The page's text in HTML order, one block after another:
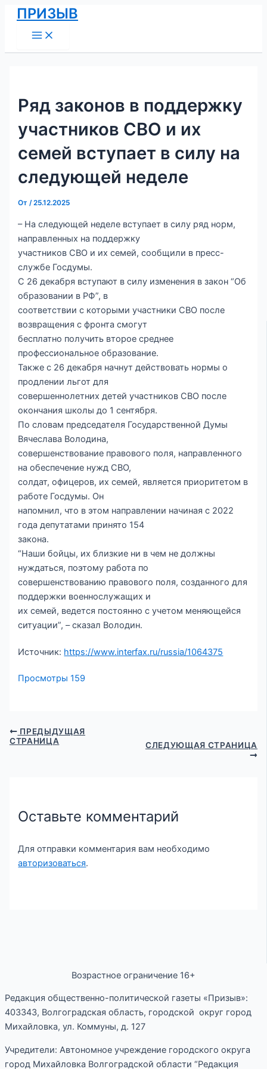
Перейти
содержимому
ПРИЗЫВ
Menu
Ряд законов в поддержку
участников СВО и их
семей вступает в силу на
следующей неделе
От/25.12.2025
– На следующей неделе вступает в силу ряд норм,
направленных на поддержку
участников СВО и их семей, сообщили в пресс-
службе Госдумы.
С 26 декабря вступают в силу изменения в закон “Об
образовании в РФ”, в
соответствии с которыми участники СВО после
возвращения с фронта смогут
бесплатно получить второе среднее
профессиональное образование.
Также с 26 декабря начнут действовать нормы о
продлении льгот для
совершеннолетних детей участников СВО после
окончания школы до 1 сентября.
По словам председателя Государственной Думы
Вячеслава Володина,
совершенствование правового поля, направленного
на обеспечение нужд СВО,
солдат, офицеров, их семей, является приоритетом в
работе Госдумы. Он
напомнил, что в этом направлении начиная с 2022
года депутатами принято 154
закона.
“Наши бойцы, их близкие ни в чем не должны
нуждаться, поэтому работа по
совершенствованию правового поля, созданного для
поддержки военнослужащих и
их семей, ведется постоянно с учетом меняющейся
ситуации”, – сказал Володин.
Источник: https://www.interfax.ru/russia/1064375
Просмотры 159
Навигация
по
записям
ПРЕДЫДУЩАЯ
СТРАНИЦА
СЛЕДУЮЩАЯ СТРАНИЦА
Оставьте комментарий
Для отправки комментария вам необходимо
авторизоваться.
Возрастное ограничение 16+
Редакция общественно-политической газеты «Призыв»:
403343, Волгоградская область, городской округ город
Михайловка, ул. Коммуны, д. 127
Учредители: Автономное учреждение городского округа
город Михайловка Волгоградской области “Редакция